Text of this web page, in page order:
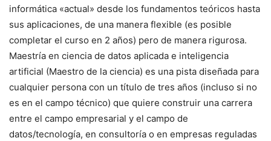
informática «actual» desde los fundamentos teóricos hasta
sus aplicaciones, de una manera flexible (es posible
completar el curso en 2 años) pero de manera rigurosa.
Maestría en ciencia de datos aplicada e inteligencia
artificial (Maestro de la ciencia) es una pista diseñada para
cualquier persona con un título de tres años (incluso si no
es en el campo técnico) que quiere construir una carrera
entre el campo empresarial y el campo de
datos/tecnología, en consultoría o en empresas reguladas